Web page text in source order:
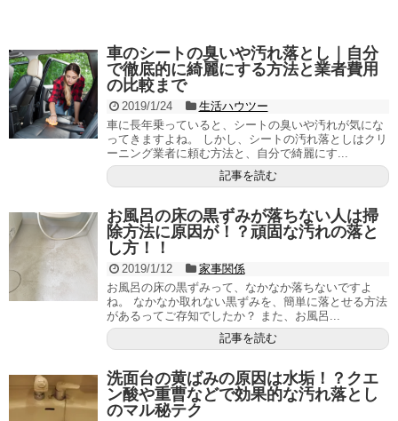
車のシートの臭いや汚れ落とし｜自分
で徹底的に綺麗にする方法と業者費用
の比較まで
2019/1/24
生活ハウツー
車に長年乗っていると、シートの臭いや汚れが気にな
ってきますよね。 しかし、シートの汚れ落としはクリ
ーニング業者に頼む方法と、自分で綺麗にす...
記事を読む
お風呂の床の黒ずみが落ちない人は掃
除方法に原因が！？頑固な汚れの落と
し方！！
2019/1/12
家事関係
お風呂の床の黒ずみって、なかなか落ちないですよ
ね。 なかなか取れない黒ずみを、簡単に落とせる方法
があるってご存知でしたか？ また、お風呂...
記事を読む
洗面台の黄ばみの原因は水垢！？クエ
ン酸や重曹などで効果的な汚れ落とし
のマル秘テク